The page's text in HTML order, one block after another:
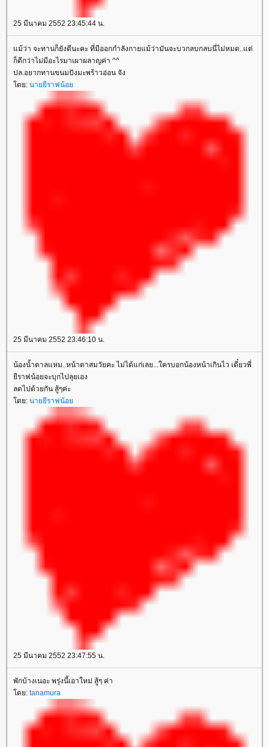
25 มีนาคม 2552 23:45:44 น.
ม้ว่า จะทานก็ยังดีนะคะ ที่มีออกกำลังกายแม้ว่ามันจะบวกลบกลบนี่ไม่หมด..แต่
ก็ดีกว่าไม่มีอะไรมาเผาผลาญค่า ^^
ปล.อยากทานขนมปังมะพร้าวอ่อน จัง
ดย: นายยีราฟน้อ
25 มีนาคม 2552 23:46:10 น.
น้องน้ำตาลแหม..หน้าตาสมวัยคะ ไม่ได้แก่เลย...ใครบอกน้องหน้าเกินไว เดี๋ยวพี่
ีราฟน้อยจะบุกไปลุยเอง
ลดไปด้วยกัน สู้ๆค่ะ
ดย: นายยีราฟน้อ
25 มีนาคม 2552 23:47:55 น.
พักบ้างเนอะ พรุ่งนี้เอาใหม่ สู้ๆ ค่า
ดย: tanamura